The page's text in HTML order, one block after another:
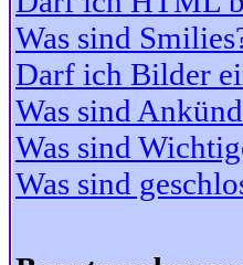
Was sind
Darf ich Bilder
Was sind
Was sind
Was sind